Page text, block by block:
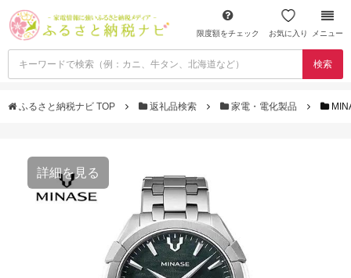
限度額をチェック お気に入り メニュー
検索
ふるさと納税ナビ TOP 返礼品検索 家電・電化製品
詳細を見る